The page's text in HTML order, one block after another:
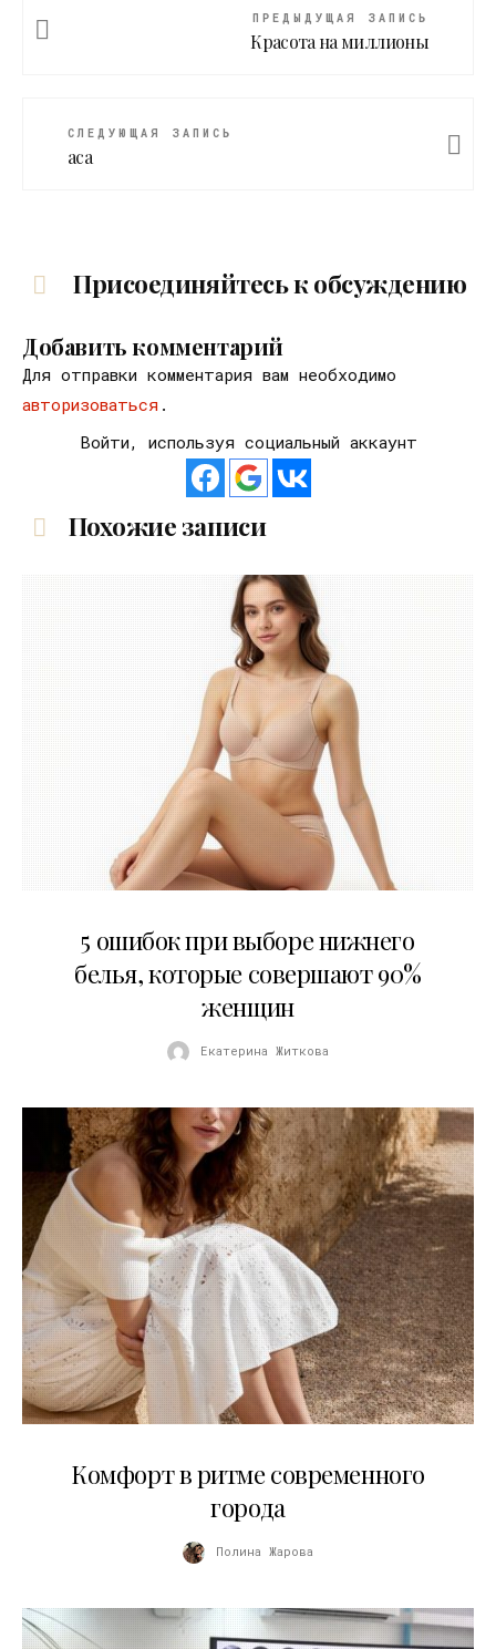
ПРЕДЫДУЩАЯ ЗАПИСЬ
Красота на миллионы
СЛЕДУЮЩАЯ ЗАПИСЬ
aca
Присоединяйтесь к обсуждению
Добавить комментарий
Для отправки комментария вам необходимо
авторизоваться .
Войти, используя социальный аккаунт
Похожие записи
5 ошибок при выборе нижнего
белья, которые совершают 90%
женщин
Екатерина Житкова
Комфорт в ритме современного
города
Полина Жарова